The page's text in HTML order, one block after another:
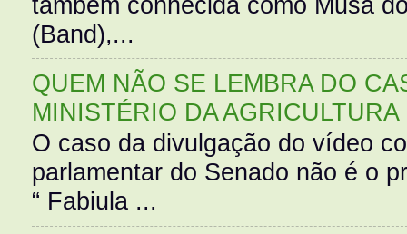
(Band),...
QUEM NÃO SE LEMBRA DO
MINISTÉRIO DA AGRICULTURA
O caso da divulgação do vídeo
parlamentar do Senado não é o
“ Fabiula ...